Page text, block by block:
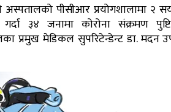
अस्पतालको पीसीआर प्रयोगशालामा २
गर्दा ३४ जनामा कोरोना संक्रमण
प्रमुख मेडिकल सुपरिटेन्डेन्ट डा. मदन